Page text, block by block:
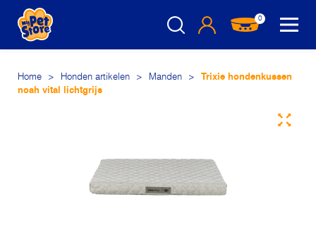
0
Home > Honden artikelen > Manden >
Trixie hondenkussen
noah vital lichtgrijs